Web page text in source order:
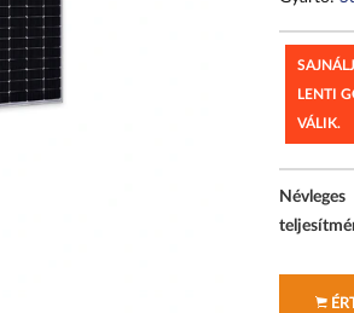
LENTI
VÁLIK.
Névleges